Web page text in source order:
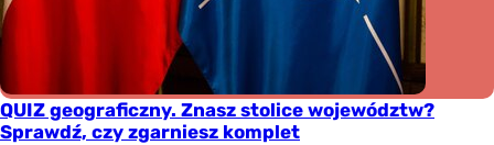
QUIZ geograficzny. Znasz stolice województw?
Sprawdź, czy zgarniesz komplet